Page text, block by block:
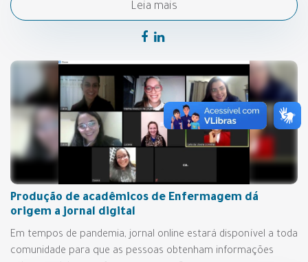
Leia mais
Produção de acadêmicos de Enfermagem dá
origem a jornal digital
Em tempos de pandemia, jornal online estará disponível a toda
comunidade para que as pessoas obtenham informações